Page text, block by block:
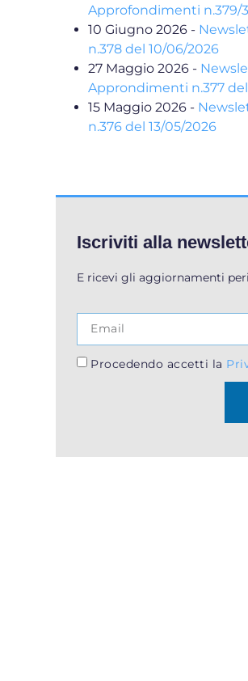
Approfondimenti n.379/
10 Giugno 2026 -
n.378 del 10/06/2026
27 Maggio 2026 -
Approndimenti n.377
15 Maggio 2026 -
n.376 del 13/05/2026
Iscriviti alla
E ricevi gli aggiornamenti
Procedendo accetti la